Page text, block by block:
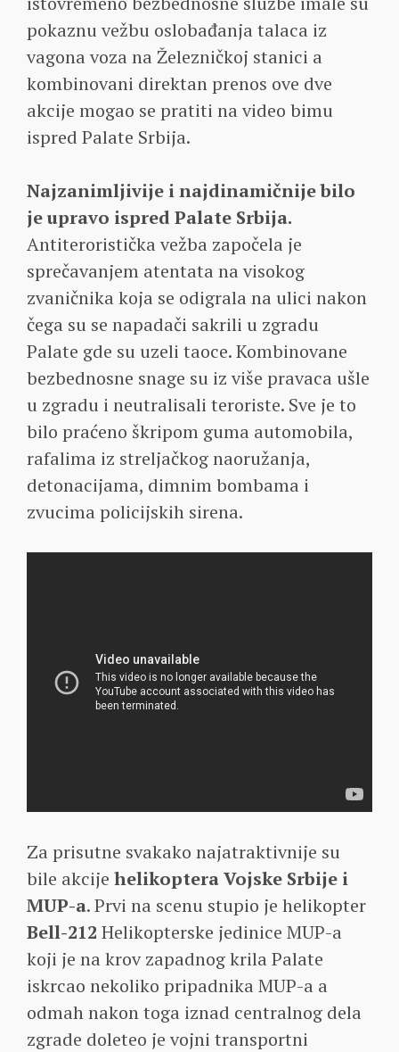
pokaznu vežbu oslobađanja talaca iz
vagona voza na Železničkoj stanici a
kombinovani direktan prenos ove dve
akcije mogao se pratiti na video bimu
ispred Palate Srbija.
Najzanimljivije i najdinamičnije bilo
je upravo ispred Palate Srbija.
Antiteroristička vežba započela je
sprečavanjem atentata na visokog
zvaničnika koja se odigrala na ulici nakon
čega su se napadači sakrili u zgradu
Palate gde su uzeli taoce. Kombinovane
bezbednosne snage su iz više pravaca ušle
u zgradu i neutralisali teroriste. Sve je to
bilo praćeno škripom guma automobila,
rafalima iz streljačkog naoružanja,
detonacijama, dimnim bombama i
zvucima policijskih sirena.
Za prisutne svakako najatraktivnije su
bile akcije helikoptera Vojske Srbije i
MUP-a. Prvi na scenu stupio je helikopter
Bell-212 Helikopterske jedinice MUP-a
koji je na krov zapadnog krila Palate
iskrcao nekoliko pripadnika MUP-a a
odmah nakon toga iznad centralnog dela
zgrade doleteo je vojni transportni